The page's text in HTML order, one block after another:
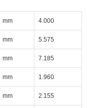
mm 4.000
mm 5.575
mm 7.185
mm 1.960
mm 2.155